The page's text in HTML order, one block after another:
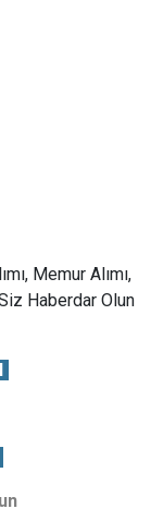
Memur Alımı,
Haberdar Olun